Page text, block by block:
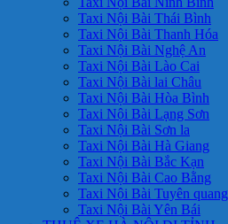
Taxi Nội Bài Thái Bình
Taxi Nội Bài Thanh Hóa
Taxi Nội Bài Nghệ An
Taxi Nội Bài Lào Cai
Taxi Nội Bài lai Châu
Taxi Nội Bài Hòa Bình
Taxi Nội Bài Lạng Sơn
Taxi Nội Bài Sơn la
Taxi Nội Bài Hà Giang
Taxi Nội Bài Bắc Kạn
Taxi Nội Bài Cao Bằng
Taxi Nội Bài Tuyên quang
Taxi Nội Bài Yên Bái